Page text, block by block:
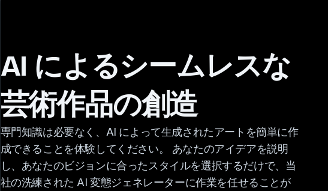
AI によるシームレスな
芸術作品の創造
専門知識は必要なく、AI によって生成されたアートを簡単に作
成できることを体験してください。 あなたのアイデアを説明
し、あなたのビジョンに合ったスタイルを選択するだけで、当
社の洗練された AI 変態ジェネレーターに作業を任せることが